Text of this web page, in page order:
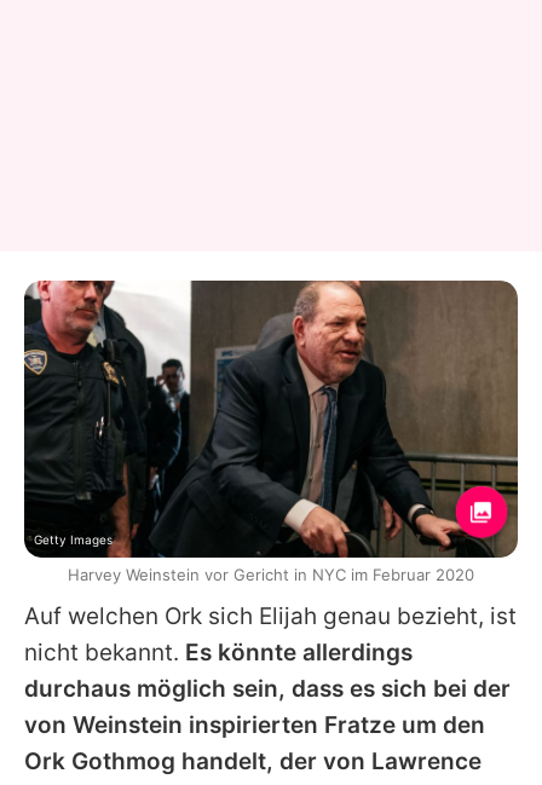
Auf welchen Ork sich Elijah genau bezieht, ist
nicht bekannt. Es könnte allerdings
durchaus möglich sein, dass es sich bei der
von Weinstein inspirierten Fratze um den
Ork Gothmog handelt, der von Lawrence
Getty Images
Harvey Weinstein vor Gericht in NYC im Februar 2020